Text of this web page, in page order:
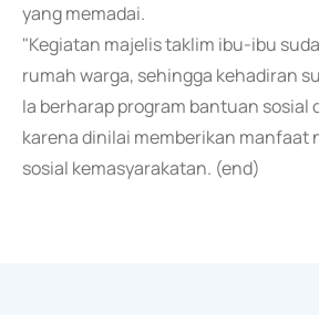
yang memadai.
"Kegiatan majelis taklim ibu-ibu
rumah warga, sehingga kehadiran
Ia berharap program bantuan sosial
karena dinilai memberikan manfaat
sosial kemasyarakatan. (end)